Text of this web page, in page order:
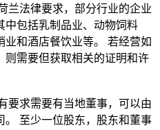
兰法律要求，部分行业的企业
中包括乳制品业、动物饲料
业和酒店餐饮业等。 若经营如
则需要但获取相关的证明和许
要求需要有当地董事，可以由
。 至少一位股东，股东和董事